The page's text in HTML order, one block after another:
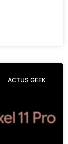
ACTUS GEEK